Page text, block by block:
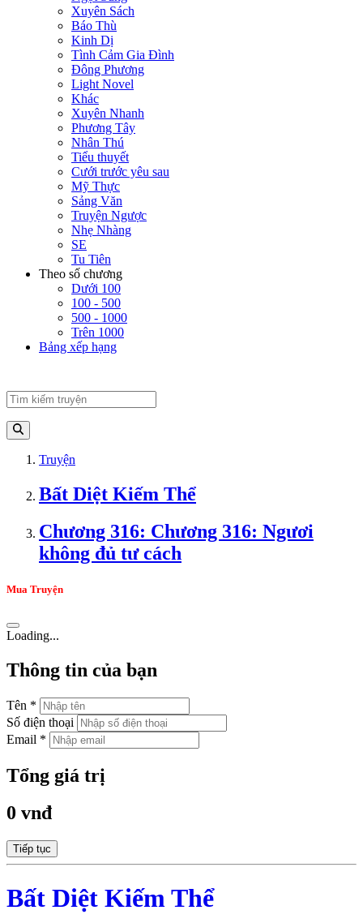
Xuyên Sách
Báo Thù
Kinh Dị
Tình Cảm Gia Đình
Đông Phương
Light Novel
Khác
Xuyên Nhanh
Phương Tây
Nhân Thú
Tiểu thuyết
Cưới trước yêu sau
Mỹ Thực
Sảng Văn
Truyện Ngược
Nhẹ Nhàng
SE
Tu Tiên
Theo số chương
Dưới 100
100 - 500
500 - 1000
Trên 1000
Bảng xếp hạng
Truyện
Bất Diệt Kiếm Thể
Chương 316: Chương 316: Ngươi
không đủ tư cách
Mua Truyện
Loading...
Thông tin của bạn
Tên *
Số điện thoại
Email *
Tổng giá trị
0 vnđ
Tiếp tục
Bất Diệt Kiếm Thể